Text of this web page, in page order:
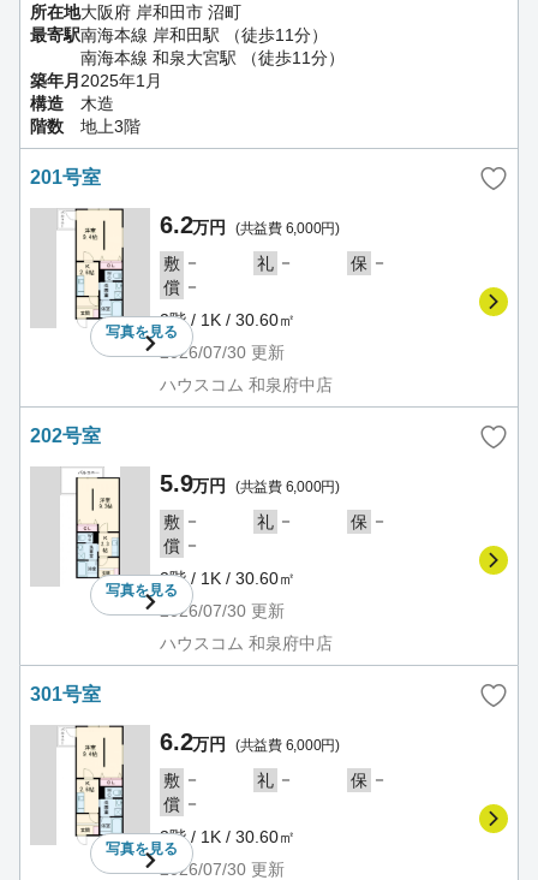
所在地大阪府 岸和田市 沼町
最寄駅南海本線 岸和田駅 （徒歩11分）
南海本線 和泉大宮駅 （徒歩11分）
築年月 2025年1月
構造
木造
階数
地上3階
201号室
写真を見る
6.2万円 (共益費 6,000円)
敷 － 礼 － 保 －
償 －
2階 / 1K / 30.60㎡
2026/07/30 更新
ハウスコム 和泉府中店
202号室
写真を見る
5.9万円 (共益費 6,000円)
敷 － 礼 － 保 －
償 －
2階 / 1K / 30.60㎡
2026/07/30 更新
ハウスコム 和泉府中店
301号室
写真を見る
6.2万円 (共益費 6,000円)
敷 － 礼 － 保 －
償 －
3階 / 1K / 30.60㎡
2026/07/30 更新